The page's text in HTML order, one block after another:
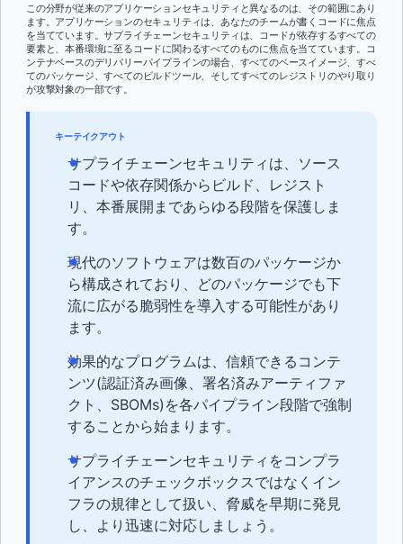
この分野が従来のアプリケーションセキュリティと異なるのは、その範囲にあり
ます。アプリケーションのセキュリティは、あなたのチームが書くコードに焦点
を当てています。サプライチェーンセキュリティは、コードが依存するすべての
要素と、本番環境に至るコードに関わるすべてのものに焦点を当てています。コ
ンテナベースのデリバリーパイプラインの場合、すべてのベースイメージ、すべ
てのパッケージ、すべてのビルドツール、そしてすべてのレジストリのやり取り
が攻撃対象の一部です。
キーテイクアウト
サプライチェーンセキュリティは、ソース
コードや依存関係からビルド、レジスト
リ、本番展開まであらゆる段階を保護しま
す。
現代のソフトウェアは数百のパッケージか
ら構成されており、どのパッケージでも下
流に広がる脆弱性を導入する可能性があり
ます。
効果的なプログラムは、信頼できるコンテ
ンツ(認証済み画像、署名済みアーティファ
クト、SBOMs)を各パイプライン段階で強制
することから始まります。
サプライチェーンセキュリティをコンプラ
イアンスのチェックボックスではなくイン
フラの規律として扱い、脅威を早期に発見
し、より迅速に対応しましょう。